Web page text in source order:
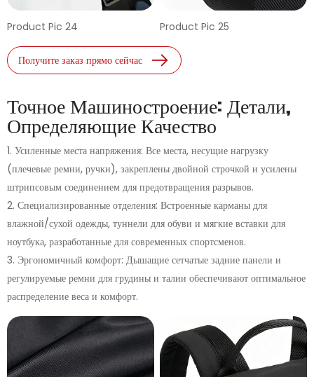
Product Pic 24 Product Pic 25
Получите заказ прямо сейчас
Точное Машиностроение: Детали,
Определяющие Качество
1. Усиленные места напряжения: Все места, несущие нагрузку
(плечевые ремни, ручки), закреплены двойной строчкой и усилены
штрипсовым соединением для предотвращения разрывов.
2. Специализированные отделения: Встроенные карманы для
влажной/сухой одежды, туннели для обуви и мягкие вставки для
ноутбука, разработанные для современных спортсменов.
3. Эргономичный комфорт: Дышащие сетчатые задние панели и
регулируемые ремни для грудины и талии обеспечивают оптимальное
распределение веса и комфорт.